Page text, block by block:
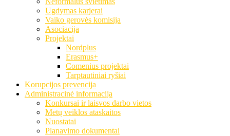
Ugdymas karjerai
Vaiko gerovės komisija
Asociacija
Projektai
Nordplus
Erasmus+
Comenius projektai
Tarptautiniai ryšiai
Korupcijos prevencija
Administracinė informacija
Konkursai ir laisvos darbo vietos
Metų veiklos ataskaitos
Nuostatai
Planavimo dokumentai